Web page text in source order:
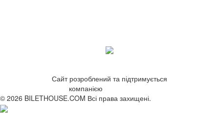
Сайт розроблений та підтримується
компанією
© 2026 BILETHOUSE.COM Всі права захищені.